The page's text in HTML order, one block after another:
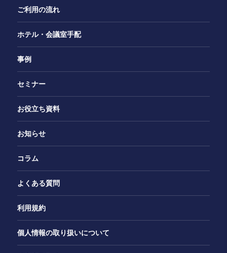
ご利用の流れ
ホテル・会議室手配
事例
セミナー
お役立ち資料
お知らせ
コラム
よくある質問
利用規約
個人情報の取り扱いについて